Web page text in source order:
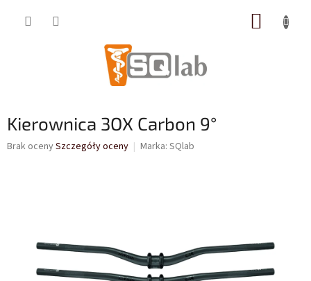
Kierownica 3OX Carbon 9°
Średnia
Brak ocenySzczegóły oceny Marka: SQlab